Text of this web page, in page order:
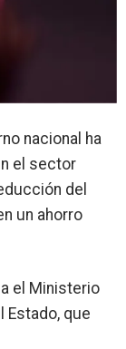
nacional ha
el sector
del
un ahorro
el Ministerio
Estado, que